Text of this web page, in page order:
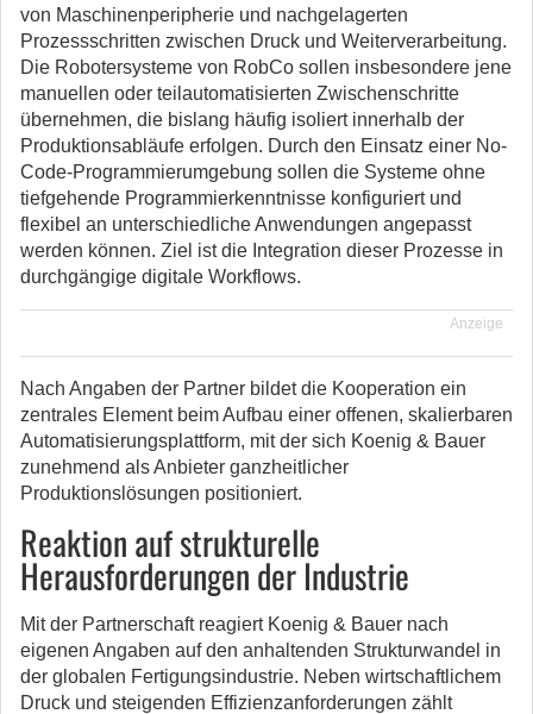
von Maschinenperipherie und nachgelagerten
Prozessschritten zwischen Druck und Weiterverarbeitung.
Die Robotersysteme von RobCo sollen insbesondere jene
manuellen oder teilautomatisierten Zwischenschritte
übernehmen, die bislang häufig isoliert innerhalb der
Produktionsabläufe erfolgen. Durch den Einsatz einer No-
Code-Programmierumgebung sollen die Systeme ohne
tiefgehende Programmierkenntnisse konfiguriert und
flexibel an unterschiedliche Anwendungen angepasst
werden können. Ziel ist die Integration dieser Prozesse in
durchgängige digitale Workflows.
Anzeige
Nach Angaben der Partner bildet die Kooperation ein
zentrales Element beim Aufbau einer offenen, skalierbaren
Automatisierungsplattform, mit der sich Koenig & Bauer
zunehmend als Anbieter ganzheitlicher
Produktionslösungen positioniert.
Reaktion auf strukturelle
Herausforderungen der Industrie
Mit der Partnerschaft reagiert Koenig & Bauer nach
eigenen Angaben auf den anhaltenden Strukturwandel in
der globalen Fertigungsindustrie. Neben wirtschaftlichem
Druck und steigenden Effizienzanforderungen zählt